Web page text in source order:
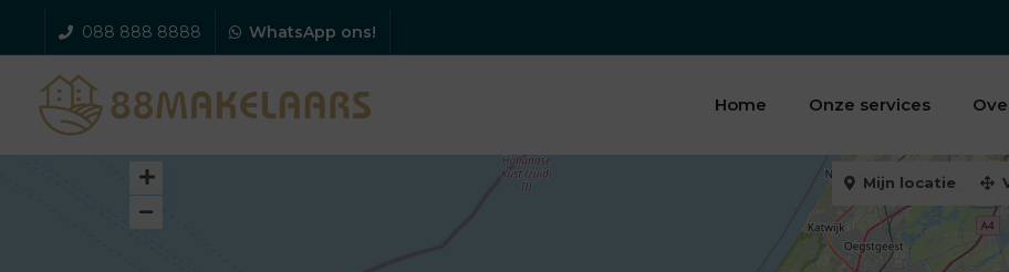
088 888 8888 WhatsApp ons!
Home Onze services
Mijn locatie